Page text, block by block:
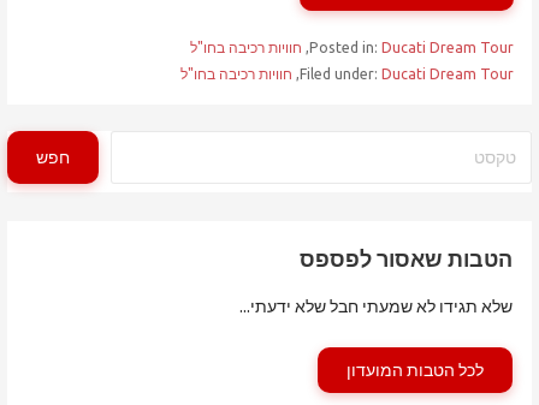
Posted in:Ducati Dream Tour
, חוויות רכיבה בחו"ל
Filed under:Ducati Dream Tour
, חוויות רכיבה בחו"ל
חפש
הטבות שאסור לפספס
שלא תגידו לא שמעתי חבל שלא ידעתי...
לכל הטבות המועדון